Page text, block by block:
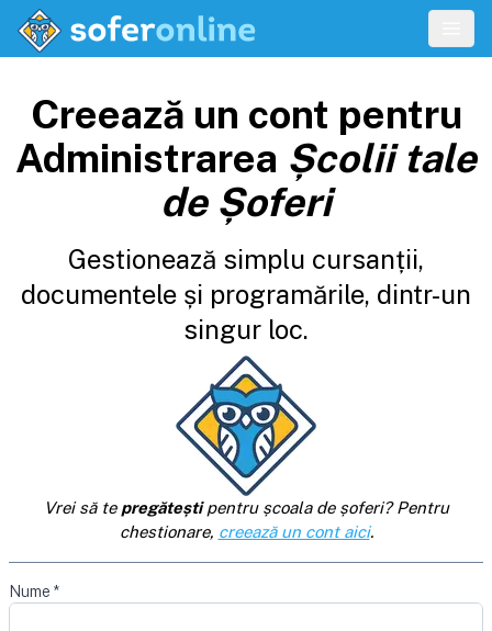
Creează un cont pentru
Administrarea Școlii tale
de Șoferi
Gestionează simplu cursanții,
documentele și programările, dintr-un
singur loc.
Vrei să te pregăteștipentru școala de șoferi? Pentru
chestionare, creează un cont aici.
Nume *